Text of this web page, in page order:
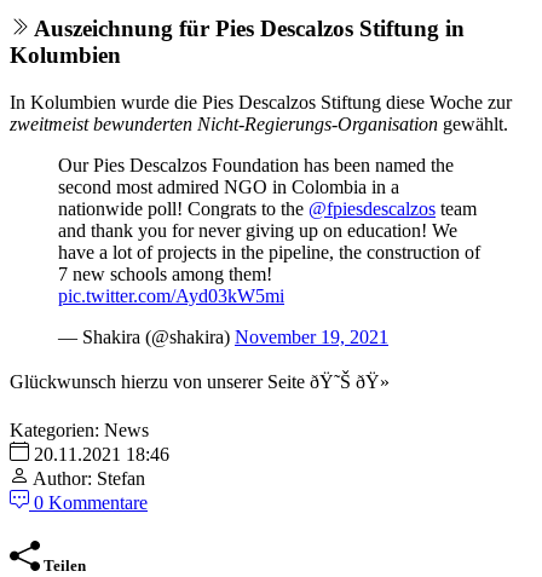
Auszeichnung für Pies Descalzos Stiftung in
Kolumbien
In Kolumbien wurde die Pies Descalzos Stiftung diese Woche zur
zweitmeist bewunderten Nicht-Regierungs-Organisation gewählt.
Our Pies Descalzos Foundation has been named the
second most admired NGO in Colombia in a
nationwide poll! Congrats to the @fpiesdescalzos team
and thank you for never giving up on education! We
have a lot of projects in the pipeline, the construction of
7 new schools among them!
pic.twitter.com/Ayd03kW5mi
— Shakira (@shakira) November 19, 2021
Glückwunsch hierzu von unserer Seite ðŸ˜Š ðŸ»
Kategorien: News
20.11.2021 18:46
Author: Stefan
0 Kommentare
Teilen